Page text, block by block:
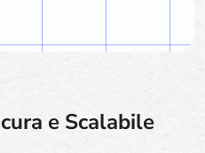
e Scalabile